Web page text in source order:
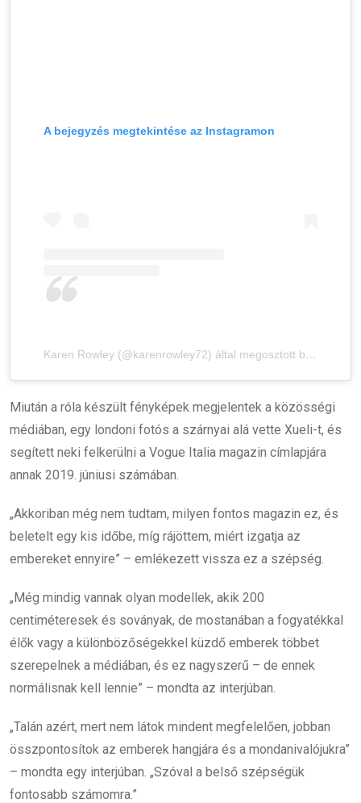
A bejegyzés megtekintése az Instagramon
Karen Rowley (@karenrowley72) által megosztott bejegyzés
Miután a róla készült fényképek megjelentek a közösségi
médiában, egy londoni fotós a szárnyai alá vette Xueli-t, és
segített neki felkerülni a Vogue Italia magazin címlapjára
annak 2019. júniusi számában.
„Akkoriban még nem tudtam, milyen fontos magazin ez, és
beletelt egy kis időbe, míg rájöttem, miért izgatja az
embereket ennyire” – emlékezett vissza ez a szépség.
„Még mindig vannak olyan modellek, akik 200
centiméteresek és soványak, de mostanában a fogyatékkal
élők vagy a különbözőségekkel küzdő emberek többet
szerepelnek a médiában, és ez nagyszerű – de ennek
normálisnak kell lennie” – mondta az interjúban.
„Talán azért, mert nem látok mindent megfelelően, jobban
összpontosítok az emberek hangjára és a mondanivalójukra”
– mondta egy interjúban. „Szóval a belső szépségük
fontosabb számomra.”